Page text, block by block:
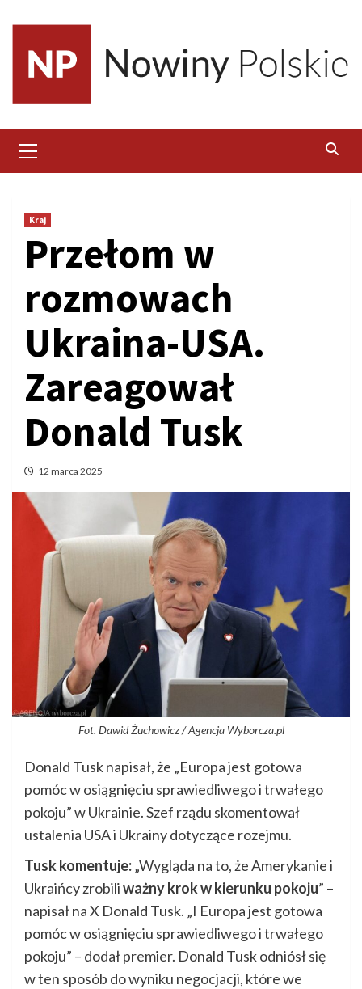
content
Menu
Kraj
Przełom w
rozmowach
Ukraina-USA.
Zareagował
Donald Tusk
12 marca 2025
Fot. Dawid Żuchowicz / Agencja Wyborcza.pl
Donald Tusk napisał, że „Europa jest gotowa
pomóc w osiągnięciu sprawiedliwego i trwałego
pokoju” w Ukrainie. Szef rządu skomentował
ustalenia USA i Ukrainy dotyczące rozejmu.
Tusk komentuje:„Wygląda na to, że Amerykanie i
Ukraińcy zrobiliważny krok w kierunku pokoju” –
napisał na X Donald Tusk. „I Europa jest gotowa
pomóc w osiągnięciu sprawiedliwego i trwałego
pokoju” – dodał premier. Donald Tusk odniósł się
w ten sposób do wyniku negocjacji, które we